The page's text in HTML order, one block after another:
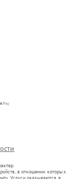
в отношении которых